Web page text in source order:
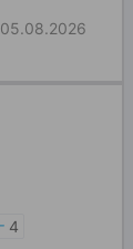
05.08.2026
4